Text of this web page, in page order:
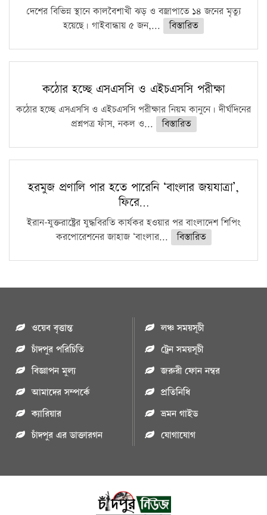
দেশের বিভিন্ন স্থানে কালবৈশাখী ঝড় ও বজ্রাপাতে ১৪ জনের মৃত্যু
হয়েছে। গাইবান্ধায় ৫ জন,...
বিস্তারিত
কঠোর হচ্ছে এসএসসি ও এইচএসসি পরীক্ষা
কঠোর হচ্ছে এসএসসি ও এইচএসসি পরীক্ষার নিয়ম কানুনে। দীর্ঘদিনের
প্রশ্নপত্র ফাঁস, নকল ও...
বিস্তারিত
হরমুজ প্রণালি পার হতে পারেনি ‘বাংলার জয়যাত্রা’,
ফিরে…
ইরান-যুক্তরাষ্ট্রের যুদ্ধবিরতি কার্যকর হওয়ার পর বাংলাদেশ শিপিং
করপোরেশনের জাহাজ ‘বাংলার...
বিস্তারিত
ওয়েব বৃত্তান্ত
চাঁদপুর পরিচিতি
বিজ্ঞাপন মুল্য
আমাদের সম্পর্কে
ক্যারিয়ার
চাঁদপুর এর ডাক্তারগন
লঞ্চ সময়সূচী
ট্রেন সময়সূচী
জরুরী ফোন নম্বর
প্রতিনিধি
ভ্রমন গাইড
যোগাযোগ